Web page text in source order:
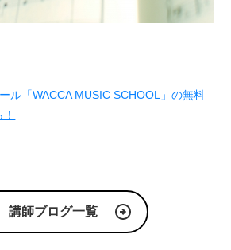
ル「WACCA MUSIC SCHOOL」の無料
講師ブログ一覧